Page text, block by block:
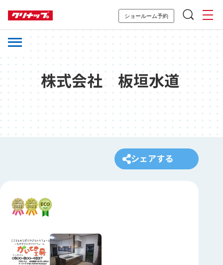
ショールーム予約
株式会社 板垣水道
シェアする